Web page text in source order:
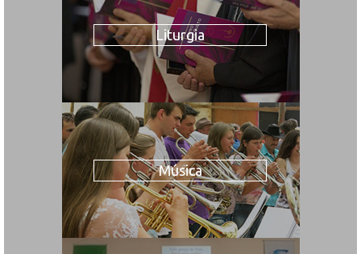
Liturgia
Música